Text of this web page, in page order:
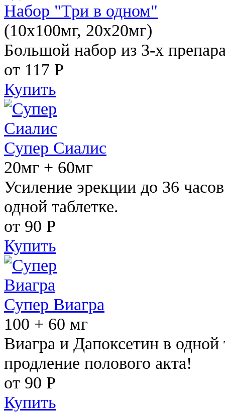
Набор "Три в одном"
(10x100мг, 20x20мг)
Большой набор из 3-х
от 117 Р
Купить
Супер Сиалис
20мг + 60мг
Усиление эрекции до 36
одной таблетке.
от 90 Р
Купить
Супер Виагра
100 + 60 мг
Виагра и Дапоксетин в одной
продление полового акта!
от 90 Р
Купить